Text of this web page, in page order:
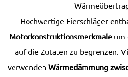
Hochwertige Eierschläger
Motorkonstruktionsmerkmale um
auf die Zutaten zu begrenzen.
verwenden Wärmedämmung